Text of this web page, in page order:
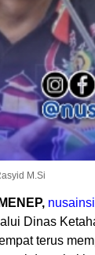
M.Si
Dinas
terus